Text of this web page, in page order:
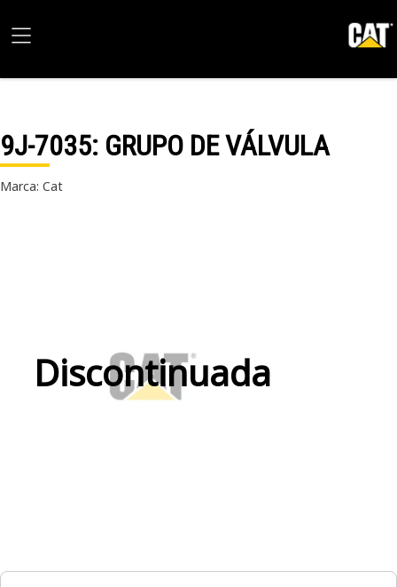
9J-7035: GRUPO DE VÁLVULA
Marca: Cat
Discontinuada